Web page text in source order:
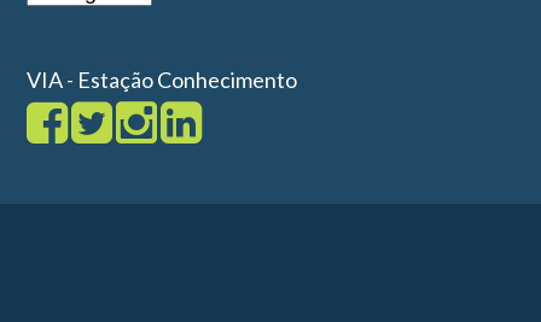
VIA - Estação Conhecimento